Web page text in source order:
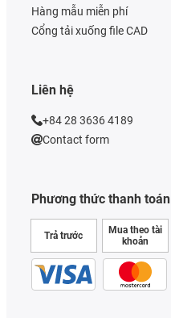
Phương thức thanh toán
Trả trước
Mua theo tài
khoản
Hàng mẫu miễn phí
Cổng tải xuống file CAD
Liên hệ
+84 28 3636 4189
Contact form